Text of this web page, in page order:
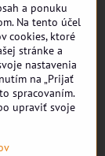
a ponuku
Na tento účel
cookies, ktoré
stránke a
nastavenia
na „Prijať
spracovaním.
upraviť svoje